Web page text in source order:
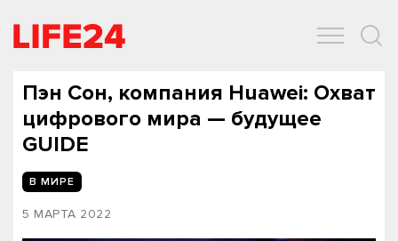
Пэн Сон, компания Huawei: Охват
цифрового мира — будущее
GUIDE
В МИРЕ
5 МАРТА 2022